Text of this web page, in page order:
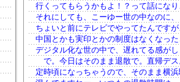
行くってもらうかもよ！？って話になり
それにしても、こーゆー世の中なのに、
ちょいと前にテレビでやってたんです
中国とかも実印とかの制度はなくなった
デジタル化な世の中で、遅れてる感がし
で。今日はそのまま退散で。直帰デ
定時頃になっちゃうので、そのまま横